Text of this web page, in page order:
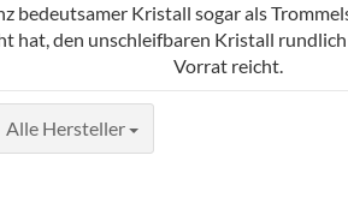
bedeutsamer Kristall sogar als
hat, den unschleifbaren Kristall
Vorrat reicht.
Alle Hersteller